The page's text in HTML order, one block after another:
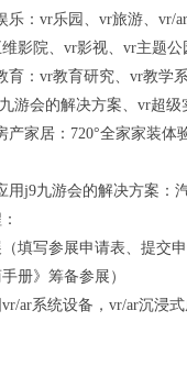
乐：vr乐园、vr旅游、vr/
影院、vr影视、vr主题公
育：vr教育研究、vr教学
游会的解决方案、vr超级
产家居：720°全家家装
用j9九游会的解决方案：
（填写参展申请表、提
手册》筹备参展）
vr/ar系统设备，vr/ar沉浸